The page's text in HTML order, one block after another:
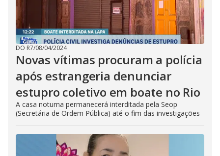
DO R7/08/04/2024
Novas vítimas procuram a polícia
após estrangeria denunciar
estupro coletivo em boate no Rio
A casa noturna permanecerá interditada pela Seop
(Secretária de Ordem Pública) até o fim das investigações